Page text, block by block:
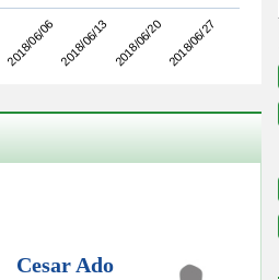
2018/06/06 2018/06/13 2018/06/20 2018/06/27
Cesar Ado